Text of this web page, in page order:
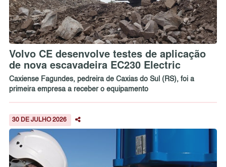
Volvo CE desenvolve testes de aplicação
de nova escavadeira EC230 Electric
Caxiense Fagundes, pedreira de Caxias do Sul (RS), foi a
primeira empresa a receber o equipamento
30 DE JULHO 2026